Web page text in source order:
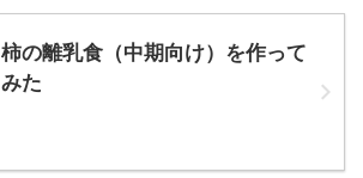
柿の離乳食（中期向け）を作って
みた